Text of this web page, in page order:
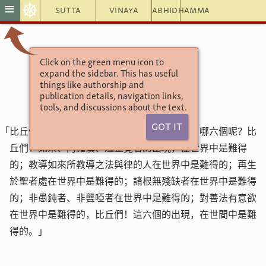
Sutta Vinaya Abhidhamma
≡ ☸
Click on the green menu icon to
expand the sidebar. This has useful
things like authorship and
publication details, navigation links,
tools, and discussions about the text.
Got It
增支部6集96經
出現經
「比丘們！有六個的出現，在世間中是難得的，哪六個呢？比
丘們！如來、阿羅漢、遍正覺者的出現，在世界中是難得
的；教導如來所教導之法與律的人在世界中是難得的；再生
於聖者處在世界中是難得的；諸根無殘缺者在世界中是難得
的；非愚鈍者、非聾啞者在世界中是難得的；對善法有意欲
在世界中是難得的，比丘們！這六個的出現，在世間中是難
得的。」